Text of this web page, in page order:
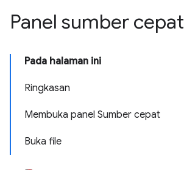
Panel sumber cepat
Pada halaman ini
Ringkasan
Membuka panel Sumber cepat
Buka file